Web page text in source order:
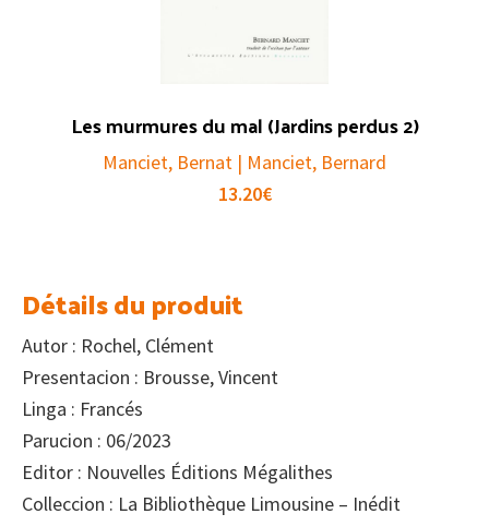
Les murmures du mal (Jardins perdus 2)
Manciet, Bernat | Manciet, Bernard
13.20€
Détails du produit
Autor : Rochel, Clément
Presentacion : Brousse, Vincent
Linga : Francés
Parucion : 06/2023
Editor : Nouvelles Éditions Mégalithes
Colleccion : La Bibliothèque Limousine – Inédit